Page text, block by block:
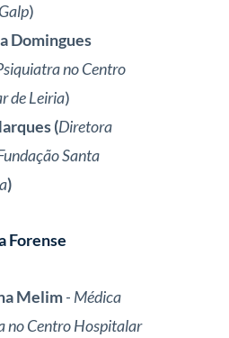
)
Domingues
no Centro
de Leiria)
(Diretora
Santa
)
Forense
Melim- Médica
no CentroHospitalar